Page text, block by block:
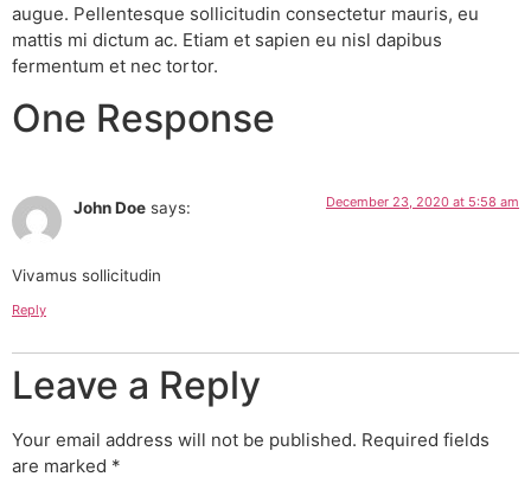
augue. Pellentesque sollicitudin consectetur mauris, eu
mattis mi dictum ac. Etiam et sapien eu nisl dapibus
fermentum et nec tortor.
One Response
John Doe says: December 23, 2020 at 5:58 am
Vivamus sollicitudin
Reply
Leave a Reply
Your email address will not be published. Required fields
are marked *